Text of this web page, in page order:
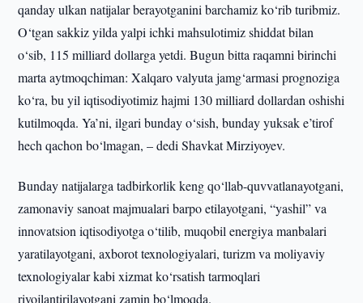
qanday ulkan natijalar berayotganini barchamiz ko‘rib turibmiz.
O‘tgan sakkiz yilda yalpi ichki mahsulotimiz shiddat bilan
o‘sib, 115 milliard dollarga yetdi. Bugun bitta raqamni birinchi
marta aytmoqchiman: Xalqaro valyuta jamg‘armasi prognoziga
ko‘ra, bu yil iqtisodiyotimiz hajmi 130 milliard dollardan oshishi
kutilmoqda. Ya’ni, ilgari bunday o‘sish, bunday yuksak e’tirof
hech qachon bo‘lmagan, – dedi Shavkat Mirziyoyev.
Bunday natijalarga tadbirkorlik keng qo‘llab-quvvatlanayotgani,
zamonaviy sanoat majmualari barpo etilayotgani, “yashil” va
innovatsion iqtisodiyotga o‘tilib, muqobil energiya manbalari
yaratilayotgani, axborot texnologiyalari, turizm va moliyaviy
texnologiyalar kabi xizmat ko‘rsatish tarmoqlari
rivojlantirilayotgani zamin bo‘lmoqda.